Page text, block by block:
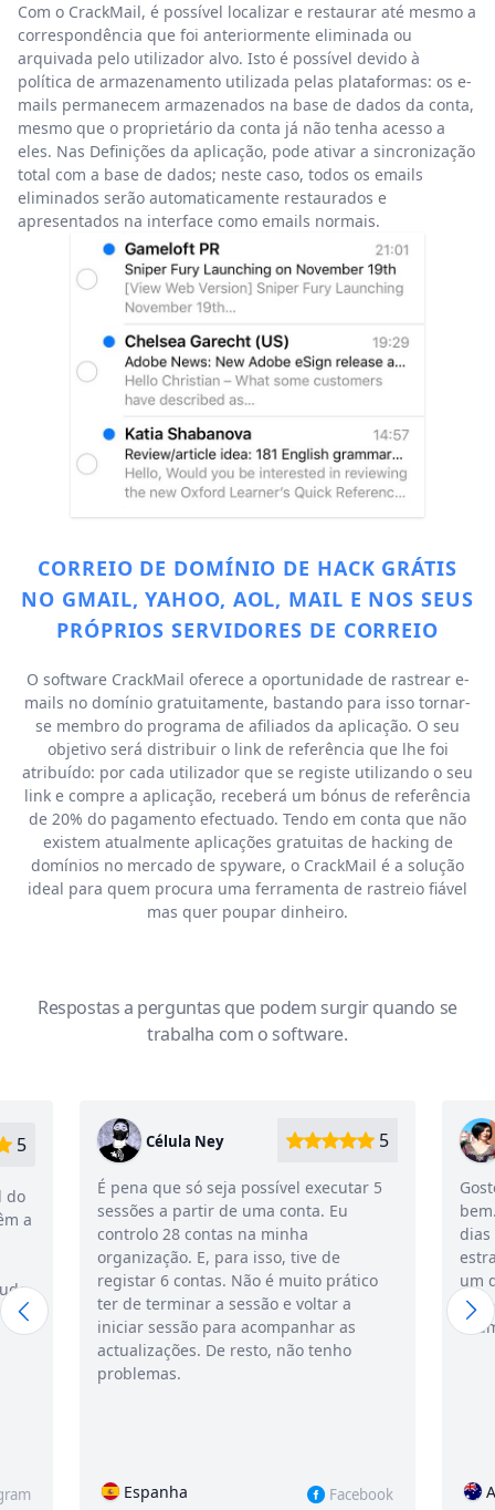
Com o CrackMail, é possível localizar e restaurar até mesmo a
correspondência que foi anteriormente eliminada ou
arquivada pelo utilizador alvo. Isto é possível devido à
política de armazenamento utilizada pelas plataformas: os e-
mails permanecem armazenados na base de dados da conta,
mesmo que o proprietário da conta já não tenha acesso a
eles. Nas Definições da aplicação, pode ativar a sincronização
total com a base de dados; neste caso, todos os emails
eliminados serão automaticamente restaurados e
apresentados na interface como emails normais.
CORREIO DE DOMÍNIO DE HACK GRÁTIS
NO GMAIL, YAHOO, AOL, MAIL E NOS SEUS
PRÓPRIOS SERVIDORES DE CORREIO
O software CrackMail oferece a oportunidade de rastrear e-
mails no domínio gratuitamente, bastando para isso tornar-
se membro do programa de afiliados da aplicação. O seu
objetivo será distribuir o link de referência que lhe foi
atribuído: por cada utilizador que se registe utilizando o seu
link e compre a aplicação, receberá um bónus de referência
de 20% do pagamento efectuado. Tendo em conta que não
existem atualmente aplicações gratuitas de hacking de
domínios no mercado de spyware, o CrackMail é a solução
ideal para quem procura uma ferramenta de rastreio fiável
mas quer poupar dinheiro.
Respostas a perguntas que podem surgir quando se
trabalha com o software.
Célula Ney 5
É pena que só seja possível executar 5
sessões a partir de uma conta. Eu
controlo 28 contas na minha
organização. E, para isso, tive de
registar 6 contas. Não é muito prático
ter de terminar a sessão e voltar a
iniciar sessão para acompanhar as
actualizações. De resto, não tenho
problemas.
Espanha Facebook
Gosto
bem.
dias por
um dia
parece